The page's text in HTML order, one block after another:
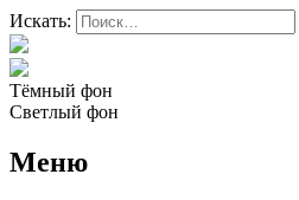
Искать:
Тёмный фон
Светлый фон
Меню